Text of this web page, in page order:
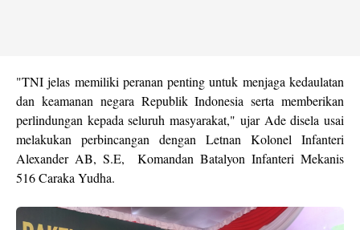
"TNI jelas memiliki peranan penting untuk menjaga kedaulatan
dan keamanan negara Republik Indonesia serta memberikan
perlindungan kepada seluruh masyarakat," ujar Ade disela usai
melakukan perbincangan dengan Letnan Kolonel Infanteri
Alexander AB, S.E, Komandan Batalyon Infanteri Mekanis
516 Caraka Yudha.